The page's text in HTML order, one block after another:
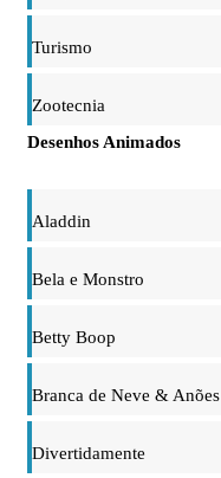
Turismo
Zootecnia
Desenhos Animados
Aladdin
Bela e Monstro
Betty Boop
Branca de Neve & Anões
Divertidamente